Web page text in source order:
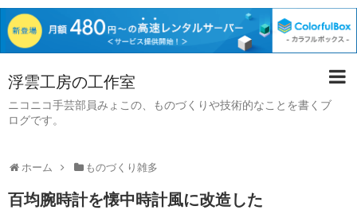
浮雲工房の工作室
ニコニコ手芸部員みょこの、ものづくりや技術的なことを書くブ
ログです。
ホーム ものづくり雑多
百均腕時計を懐中時計風に改造した